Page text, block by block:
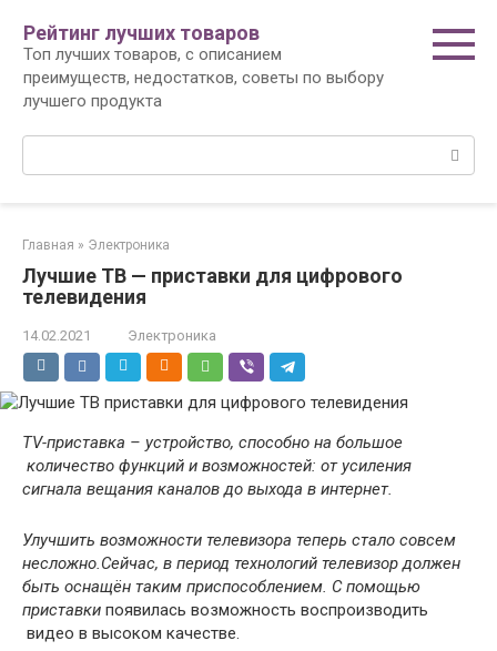
контенту
Рейтинг лучших товаров
Топ лучших товаров, с описанием
преимуществ, недостатков, советы по выбору
лучшего продукта
Главная » Электроника
Лучшие ТВ — приставки для цифрового
телевидения
14.02.2021 Электроника
ТV-приставка – устройство, способно на большое
количество функций и возможностей: от усиления
сигнала вещания каналов до выхода в интернет.
Улучшить возможности телевизора теперь стало совсем
несложно.Сейчас, в период технологий телевизор должен
быть оснащён таким приспособлением. С помощью
приставки появилась возможность воспроизводить
видео в высоком качестве.